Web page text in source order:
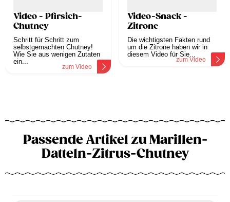
Video - Pfirsich-
Chutney
Schritt für Schritt zum
selbstgemachten Chutney!
Wie Sie aus wenigen Zutaten
ein...
zum Video
Video-Snack -
Zitrone
Die wichtigsten Fakten rund
um die Zitrone haben wir in
diesem Video für Sie...
zum Video
Passende Artikel zu Marillen-
Datteln-Zitrus-Chutney